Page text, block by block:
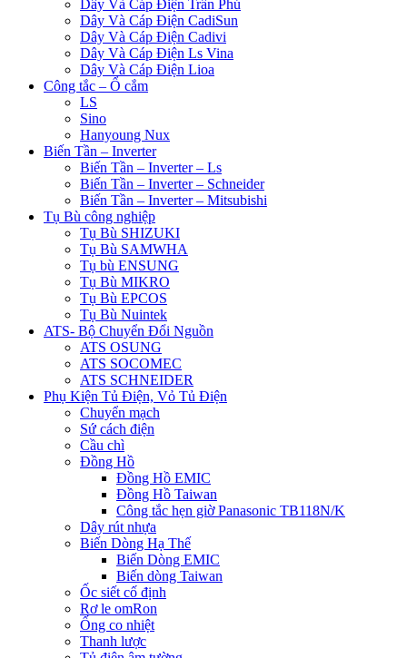
Dây Và Cáp Điện Trần Phú
Dây Và Cáp Điện CadiSun
Dây Và Cáp Điện Cadivi
Dây Và Cáp Điện Ls Vina
Dây Và Cáp Điện Lioa
Công tắc – Ổ cắm
LS
Sino
Hanyoung Nux
Biến Tần – Inverter
Biến Tần – Inverter – Ls
Biến Tần – Inverter – Schneider
Biến Tần – Inverter – Mitsubishi
Tụ Bù công nghiệp
Tụ Bù SHIZUKI
Tụ Bù SAMWHA
Tụ bù ENSUNG
Tụ Bù MIKRO
Tụ Bù EPCOS
Tụ Bù Nuintek
ATS- Bộ Chuyển Đổi Nguồn
ATS OSUNG
ATS SOCOMEC
ATS SCHNEIDER
Phụ Kiện Tủ Điện, Vỏ Tủ Điện
Chuyển mạch
Sứ cách điện
Cầu chì
Đồng Hồ
Đồng Hồ EMIC
Đồng Hồ Taiwan
Công tắc hẹn giờ Panasonic TB118N/K
Dây rút nhựa
Biến Dòng Hạ Thế
Biến Dòng EMIC
Biến dòng Taiwan
Ốc siết cố định
Rơ le omRon
Ống co nhiệt
Thanh lược